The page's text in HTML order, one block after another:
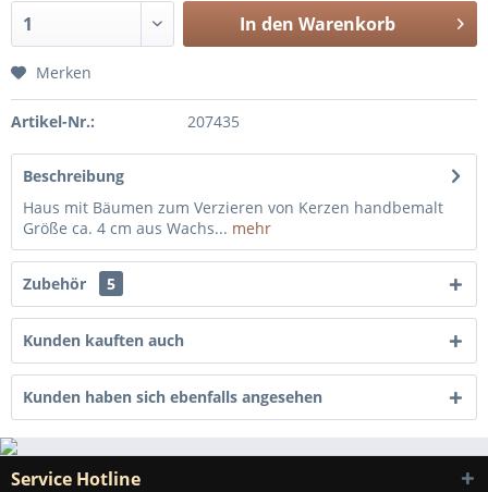
In den Warenkorb
Merken
Artikel-Nr.: 207435
Beschreibung
Haus mit Bäumen zum Verzieren von Kerzen handbemalt
Größe ca. 4 cm aus Wachs... mehr
Zubehör 5
Kunden kauften auch
Kunden haben sich ebenfalls angesehen
Service Hotline